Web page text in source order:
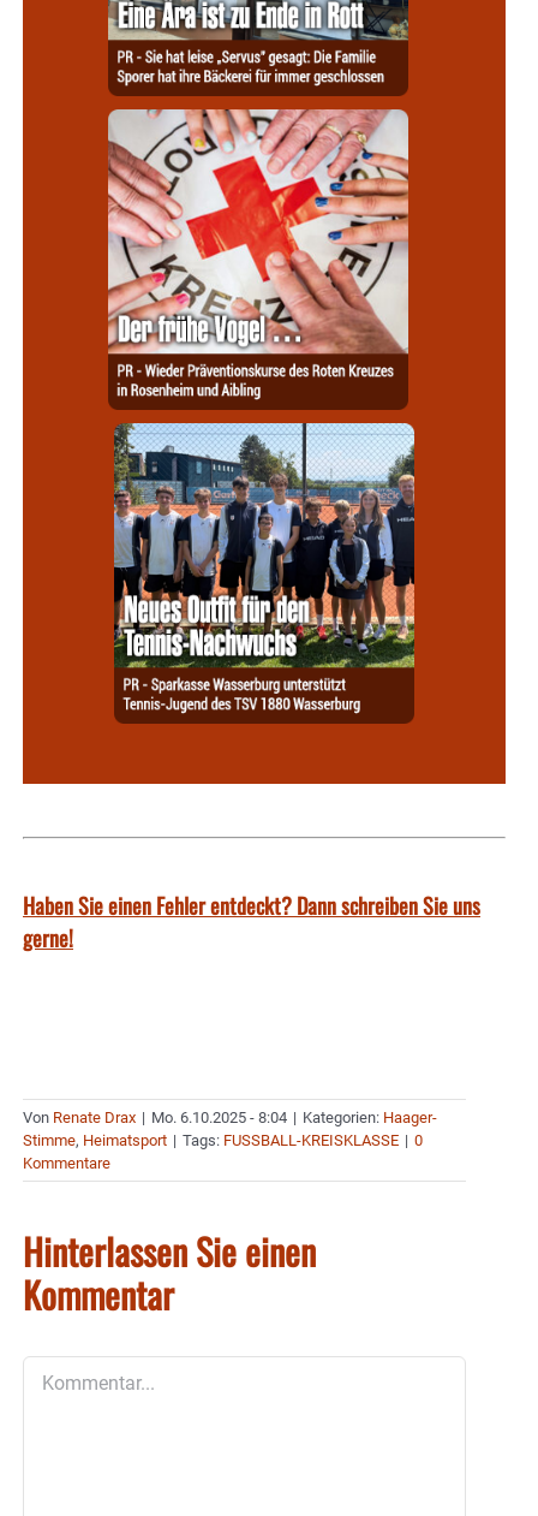
Haben Sie einen Fehler entdeckt? Dann schreiben Sie uns
gerne!
Von Renate Drax | Mo. 6.10.2025 - 8:04 | Kategorien: Haager-
Stimme, Heimatsport | Tags: FUSSBALL-KREISKLASSE | 0
Kommentare
Hinterlassen Sie einen
Kommentar